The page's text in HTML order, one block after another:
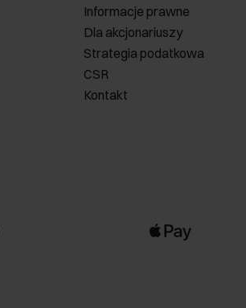
Informacje prawne
Dla akcjonariuszy
Strategia podatkowa
CSR
Kontakt